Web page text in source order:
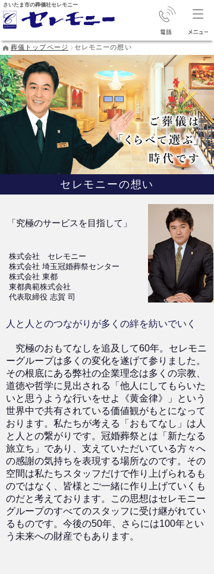
さいたま市の葬儀社セレモニー
葬儀トップページ セレモニーの想い
セレモニーの想い
「究極のサービスを目指して」
株式会社 セレモニー
株式会社 埼玉冠婚葬祭センター
株式会社 東都
東都典範株式会社
代表取締役 志賀 司
人と人とのつながりが多くの絆を紡いでいく
究極のおもてなしを追及して60年。セレモニ
ーグループは多くの変化を遂げて参りました。
その根底にある弊社の企業理念は多くの宗教、
道徳や哲学に見出される「他人にしてもらいた
いと思うような行いをせよ《黄金律》」という
世界中で共有されている価値観がもとになって
おります。私たちが考える「おもてなし」は人
と人との繋がりです。冠婚葬祭とは「新たなる
旅立ち」であり、支えていただいている方々へ
の感謝の気持ちを表現する場所なのです。その
空間は私たちスタッフだけで作り上げられるも
のではなく、皆様とご一緒に作り上げていくも
のだと考えております。この思想はセレモニー
グループのすべてのスタッフに受け継がれてい
るものです。今後の50年、さらには100年とい
う未来への財産でもあります。